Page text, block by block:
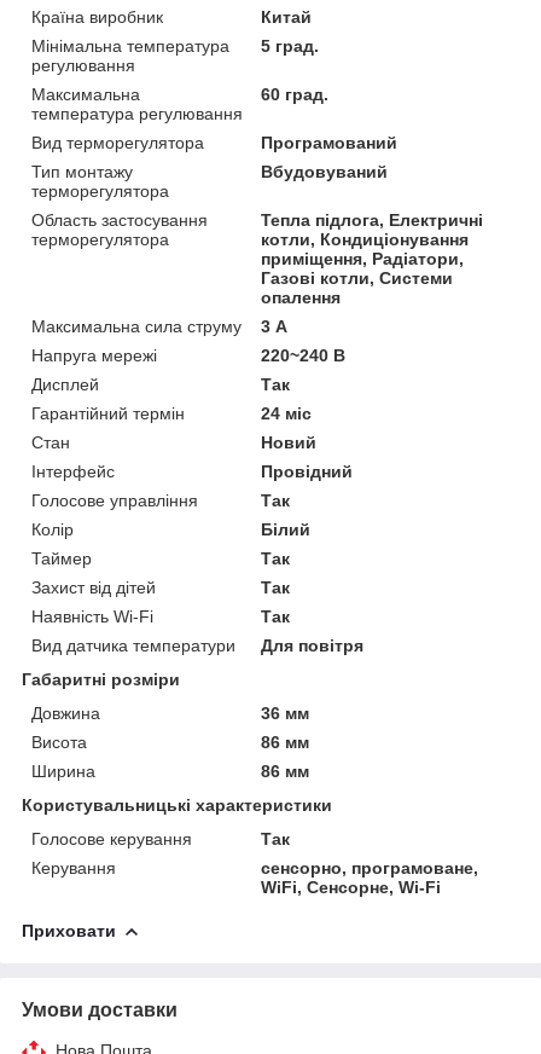
Країна виробник
Китай
Мінімальна температура
регулювання
5 град.
Максимальна
температура регулювання
60 град.
Вид терморегулятора
Програмований
Тип монтажу
терморегулятора
Вбудовуваний
Область застосування
терморегулятора
Тепла підлога, Електричні
котли, Кондиціонування
приміщення, Радіатори,
Газові котли, Системи
опалення
Максимальна сила струму
3 А
Напруга мережі
220~240 В
Дисплей
Так
Гарантійний термін
24 міс
Стан
Новий
Інтерфейс
Провідний
Голосове управління
Так
Колір
Білий
Таймер
Так
Захист від дітей
Так
Наявність Wi-Fi
Так
Вид датчика температури
Для повітря
Габаритні розміри
Довжина
36 мм
Висота
86 мм
Ширина
86 мм
Користувальницькі характеристики
Голосове керування
Так
Керування
сенсорно, програмоване,
WiFi, Сенсорне, Wi-Fi
Приховати
Умови доставки
Нова Пошта